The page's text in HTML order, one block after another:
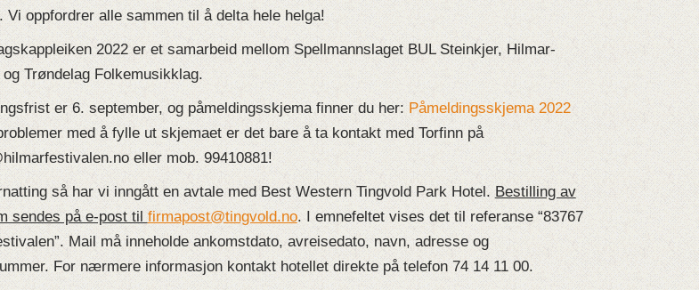
Vi oppfordrer alle sammen til å delta hele helga!
2022 er et samarbeid mellom Spellmannslaget BUL Steinkjer, Hilmar-
Trøndelag Folkemusikklag.
er 6. september, og påmeldingsskjema finner du her: Påmeldingsskjema 2022
med å fylle ut skjemaet er det bare å ta kontakt med Torfinn på
eller mob. 99410881!
så har vi inngått en avtale med Best Western Tingvold Park Hotel. Bestilling av
sendes på e-post til firmapost@tingvold.no. I emnefeltet vises det til referanse “83767
Mail må inneholde ankomstdato, avreisedato, navn, adresse og
For nærmere informasjon kontakt hotellet direkte på telefon 74 14 11 00.